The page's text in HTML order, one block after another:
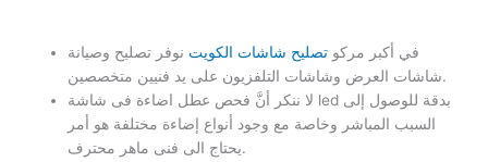
في أكبر مركو تصليح شاشات الكويت نوفر تصليح وصيانة
شاشات العرض وشاشات التلفزيون على يد فنيين متخصصين.
لا ننكر أنَّ فحص عطل اضاءة فى شاشة led بدقة للوصول إلى
السبب المباشر وخاصة مع وجود أنواع إضاءة مختلفة هو أمر
يحتاج الى فنى ماهر محترف.